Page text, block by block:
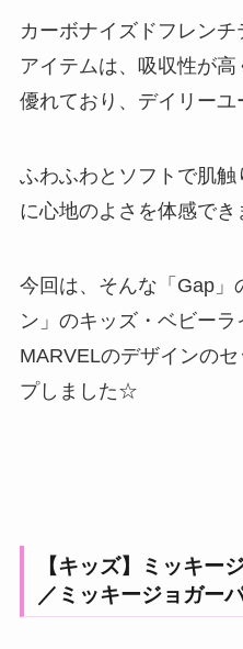
カーボナイズドフレン
アイテムは、吸収性が
優れており、デイリーユ
ふわふわとソフトで肌
に心地のよさを体感でき
今回は、そんな「Gap」
ン」のキッズ・ベビー
MARVELのデザインの
プしました☆
【キッズ】ミッキー
／ミッキージョガー